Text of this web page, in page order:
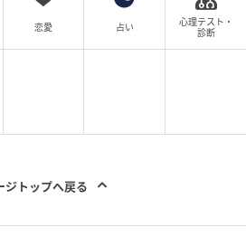
恋愛 占い
心理テスト・
診断
ジトップへ戻る